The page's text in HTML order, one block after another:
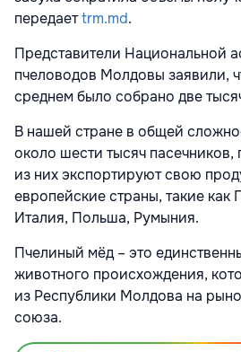
передаетtrm.md.
Представители Национальной
пчеловодов Молдовы заявили,
среднем было собрано две
В нашей стране в общей
около шести тысяч
из них экспортируют свою
европейские страны, такие
Италия, Польша, Румыния.
Пчелиный мёд – это
животного происхождения,
из Республики Молдова на
союза.